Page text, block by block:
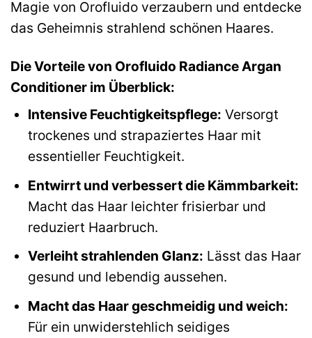
Magie von Orofluido verzaubern und entdecke
das Geheimnis strahlend schönen Haares.
Die Vorteile von Orofluido Radiance Argan
Conditioner im Überblick:
Intensive Feuchtigkeitspflege: Versorgt
trockenes und strapaziertes Haar mit
essentieller Feuchtigkeit.
Entwirrt und verbessert die Kämmbarkeit:
Macht das Haar leichter frisierbar und
reduziert Haarbruch.
Verleiht strahlenden Glanz: Lässt das Haar
gesund und lebendig aussehen.
Macht das Haar geschmeidig und weich:
Für ein unwiderstehlich seidiges